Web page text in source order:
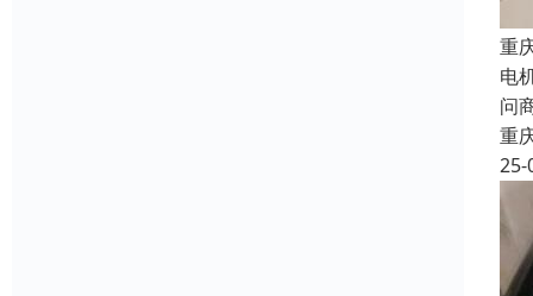
重
电
问
重
25-